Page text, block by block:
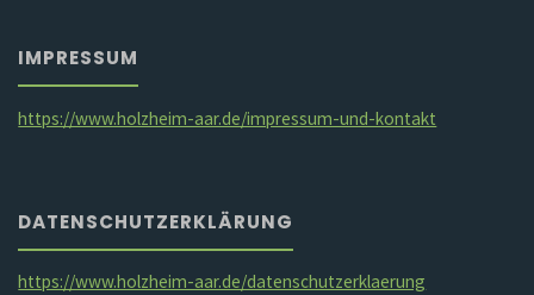
IMPRESSUM
https://www.holzheim-aar.de/impressum-und-kontakt
DATENSCHUTZERKLÄRUNG
https://www.holzheim-aar.de/datenschutzerklaerung